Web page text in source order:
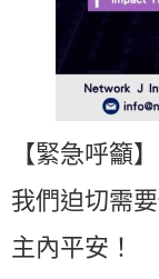
【緊急呼籲】
我們迫切需
主內平安！